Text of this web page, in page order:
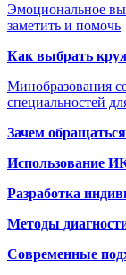
Эмоциональное
заметить и помочь
Как выбрать
Минобразования
специальностей
Зачем
Использование
Разработка
Методы
Современные